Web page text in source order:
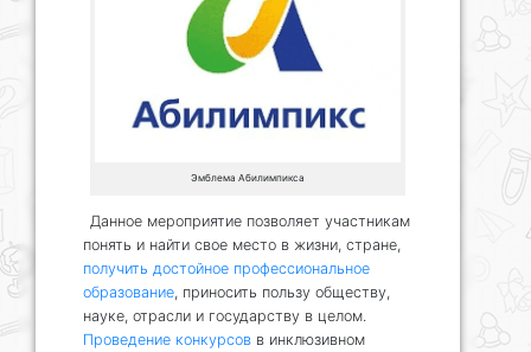
Эмблема Абилимпикса
Данное мероприятие позволяет участникам
понять и найти свое место в жизни, стране,
получить достойное профессиональное
образование, приносить пользу обществу,
науке, отрасли и государству в целом.
Проведение конкурсов в инклюзивном